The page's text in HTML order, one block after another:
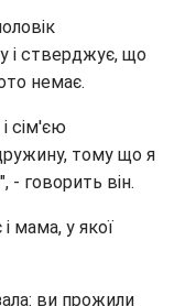
і стверджує, що
немає.
сім'єю
тому що я
- говорить він.
мама, у якої
ви прожили